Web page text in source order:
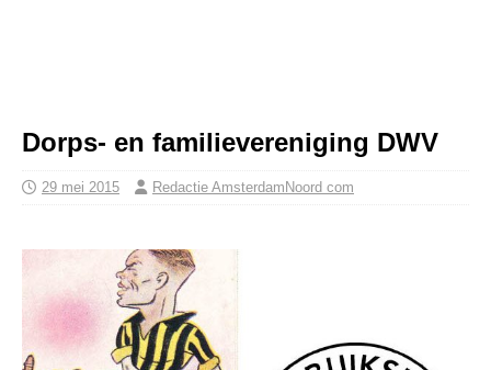
Dorps- en familievereniging DWV
29 mei 2015 Redactie AmsterdamNoord com